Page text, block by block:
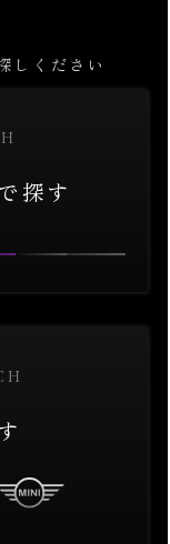
しください
探す